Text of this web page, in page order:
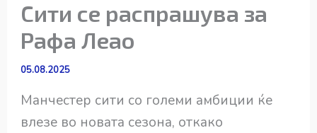
Сити се распрашува за
Рафа Леао
05.08.2025
Манчестер сити со големи амбиции ќе
влезе во новата сезона, откако